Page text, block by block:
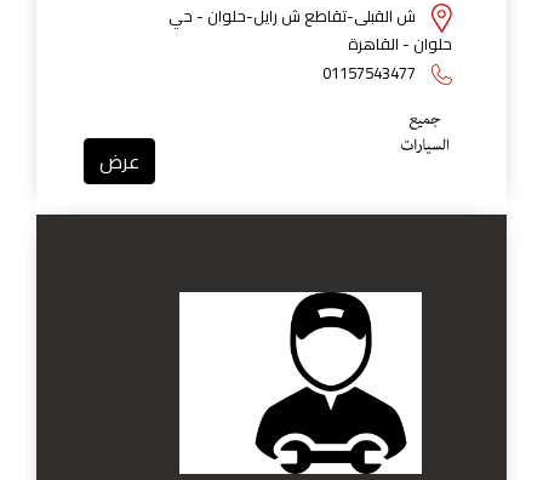
ش القبلى-تقاطع ش رايل-حلوان - حي
حلوان - القاهرة
01157543477
عرض